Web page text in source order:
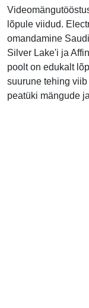
lõpule viidud.
omandamine
Silver Lake'i ja
poolt on edukalt
suurune tehing
peatüki mängude